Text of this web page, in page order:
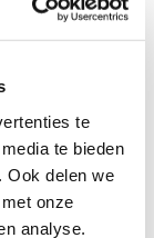
te
te bieden
Ook delen we
onze
analyse.